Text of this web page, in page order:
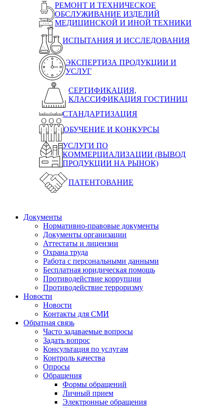
РЕМОНТ И ТЕХНИЧЕСКОЕ
ОБСЛУЖИВАНИЕ ИЗДЕЛИЙ
МЕДИЦИНСКОЙ И ИНОЙ ТЕХНИКИ
ИСПЫТАНИЯ И ИССЛЕДОВАНИЯ
ЭКСПЕРТИЗА ПРОДУКЦИИ И
УСЛУГ
СЕРТИФИКАЦИЯ,
КЛАССИФИКАЦИЯ ГОСТИНИЦ
СТАНДАРТИЗАЦИЯ
ОБУЧЕНИЕ И КОНКУРСЫ
УСЛУГИ ПО
КОММЕРЦИАЛИЗАЦИИ (ВЫВОД
ПРОДУКЦИИ НА РЫНОК)
ПАТЕНТОВАНИЕ
Документы
Нормативно-правовые документы
Документы организации
Аттестаты и лицензии
Охрана труда
Работа с персональными данными
Бесплатная юридическая помощь
Противодействие коррупции
Противодействие терроризму
Новости
Новости
Контакты для СМИ
Обратная связь
Часто задаваемые вопросы
Задать вопрос
Консультация по услугам
Контроль качества
Опросы
Обращения
Формы обращений
Личный прием
Электронные обращения